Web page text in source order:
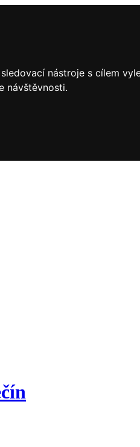
nástroje s cílem
návštěvnosti.